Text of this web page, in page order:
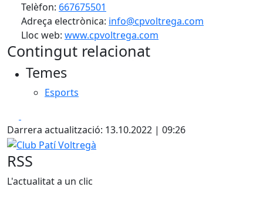
Telèfon: 667675501
Adreça electrònica: info@cpvoltrega.com
Lloc web: www.cpvoltrega.com
Contingut relacionat
Temes
Esports
Darrera actualització: 13.10.2022 | 09:26
Club Patí Voltregà
RSS
L'actualitat a un clic